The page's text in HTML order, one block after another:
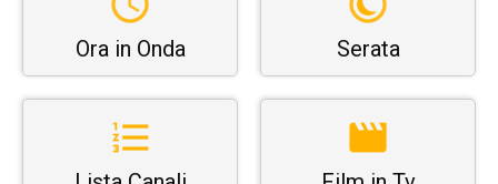
Ora in Onda Serata